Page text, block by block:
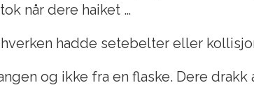
når dere haiket …
hadde setebelter eller
og ikke fra en flaske. Dere